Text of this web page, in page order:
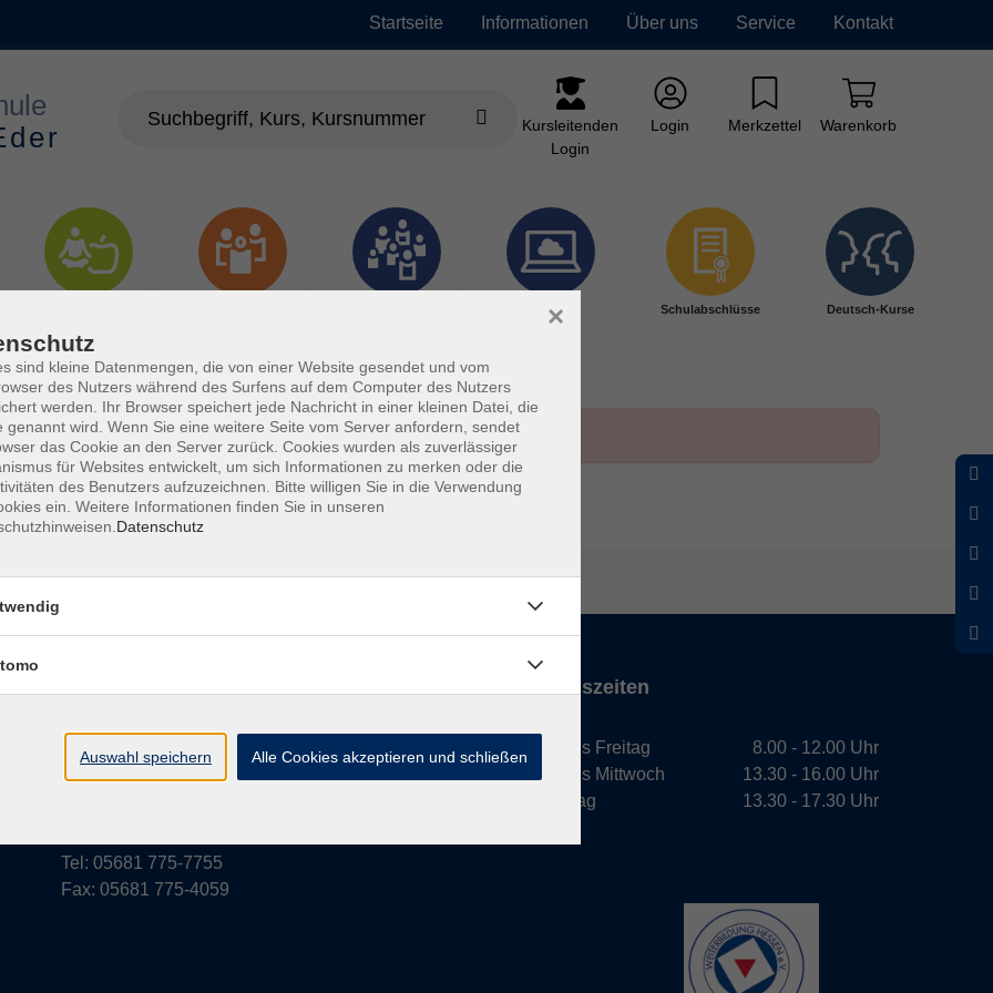
Startseite Informationen Über uns Service Kontakt
Kursleitenden
Login
Login Merkzettel Warenkorb
Digitales
Lernen
Schulabschlüsse Deutsch-Kurse
Barrierefreiheit Widerruf
Parkstraße 6
34576 Homberg (Efze)
Tel: 05681 775-7755
Fax: 05681 775-4059
Öffnungszeiten
Montag bis Freitag
Montag bis Mittwoch
Donnerstag
8.00 - 12.00 Uhr
13.30 - 16.00 Uhr
13.30 - 17.30 Uhr
sind kleine Datenmengen, die von einer Website gesendet und vom
des Nutzers während des Surfens auf dem Computer des Nutzers
werden. Ihr Browser speichert jede Nachricht in einer kleinen Datei, die
genannt wird. Wenn Sie eine weitere Seite vom Server anfordern, sendet
das Cookie an den Server zurück. Cookies wurden als zuverlässiger
für Websites entwickelt, um sich Informationen zu merken oder die
des Benutzers aufzuzeichnen. Bitte willigen Sie in die Verwendung
ein. Weitere Informationen finden Sie in unseren
Datenschutz
×
Auswahl speichern Alle Cookies akzeptieren und schließen